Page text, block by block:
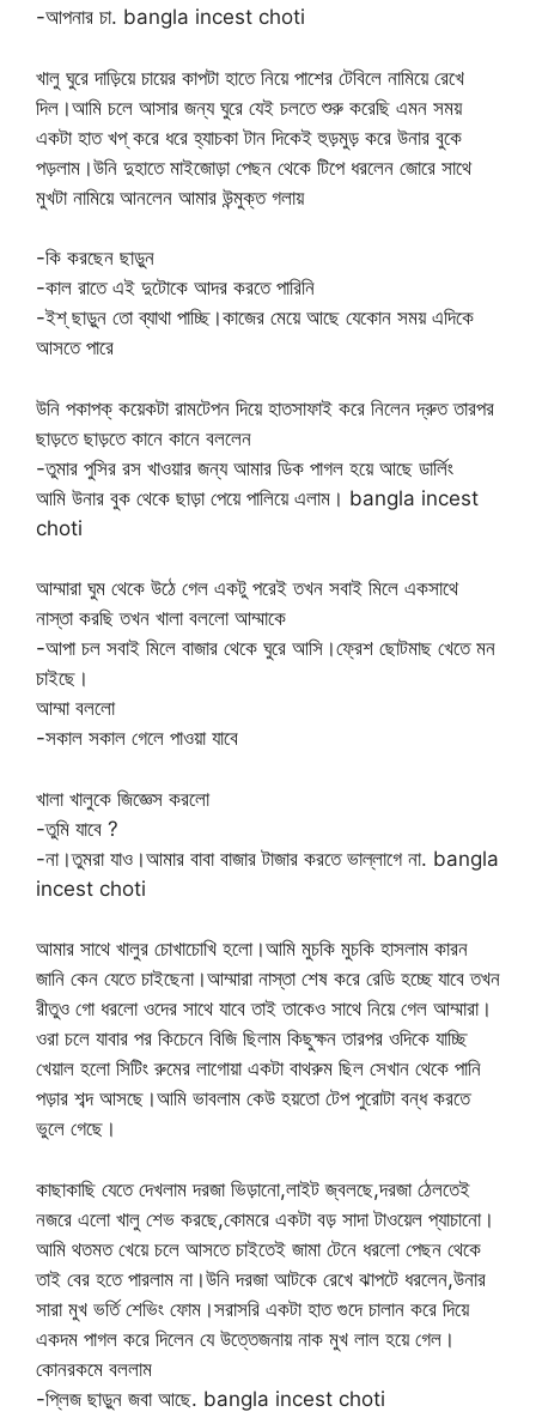
-আপনার চা. bangla incest choti
খালু ঘুরে দাড়িয়ে চায়ের কাপটা হাতে নিয়ে পাশের টেবিলে নামিয়ে রেখে
দিল।আমি চলে আসার জন্য ঘুরে যেই চলতে শুরু করেছি এমন সময়
একটা হাত খপ্ করে ধরে হ্যাচকা টান দিকেই হুড়মুড় করে উনার বুকে
পড়লাম।উনি দুহাতে মাইজোড়া পেছন থেকে টিপে ধরলেন জোরে সাথে
মুখটা নামিয়ে আনলেন আমার উন্মুক্ত গলায়
-কি করছেন ছাড়ুন
-কাল রাতে এই দুটোকে আদর করতে পারিনি
-ইশ্ ছাড়ুন তো ব্যাথা পাচ্ছি।কাজের মেয়ে আছে যেকোন সময় এদিকে
আসতে পারে
উনি পকাপক্ কয়েকটা রামটেপন দিয়ে হাতসাফাই করে নিলেন দ্রুত তারপর
ছাড়তে ছাড়তে কানে কানে বললেন
-তুমার পুসির রস খাওয়ার জন্য আমার ডিক পাগল হয়ে আছে ডার্লিং
আমি উনার বুক থেকে ছাড়া পেয়ে পালিয়ে এলাম। bangla incest
choti
আম্মারা ঘুম থেকে উঠে গেল একটু পরেই তখন সবাই মিলে একসাথে
নাস্তা করছি তখন খালা বললো আম্মাকে
-আপা চল সবাই মিলে বাজার থেকে ঘুরে আসি।ফ্রেশ ছোটমাছ খেতে মন
চাইছে।
আম্মা বললো
-সকাল সকাল গেলে পাওয়া যাবে
খালা খালুকে জিজ্ঞেস করলো
-তুমি যাবে ?
-না।তুমরা যাও।আমার বাবা বাজার টাজার করতে ভাল্লাগে না. bangla
incest choti
আমার সাথে খালুর চোখাচোখি হলো।আমি মুচকি মুচকি হাসলাম কারন
জানি কেন যেতে চাইছেনা।আম্মারা নাস্তা শেষ করে রেডি হচ্ছে যাবে তখন
রীতুও গো ধরলো ওদের সাথে যাবে তাই তাকেও সাথে নিয়ে গেল আম্মারা।
ওরা চলে যাবার পর কিচেনে বিজি ছিলাম কিছুক্ষন তারপর ওদিকে যাচ্ছি
খেয়াল হলো সিটিং রুমের লাগোয়া একটা বাথরুম ছিল সেখান থেকে পানি
পড়ার শব্দ আসছে।আমি ভাবলাম কেউ হয়তো টেপ পুরোটা বন্ধ করতে
ভুলে গেছে।
কাছাকাছি যেতে দেখলাম দরজা ভিড়ানো,লাইট জ্বলছে,দরজা ঠেলতেই
নজরে এলো খালু শেভ করছে,কোমরে একটা বড় সাদা টাওয়েল প্যাচানো।
আমি থতমত খেয়ে চলে আসতে চাইতেই জামা টেনে ধরলো পেছন থেকে
তাই বের হতে পারলাম না।উনি দরজা আটকে রেখে ঝাপটে ধরলেন,উনার
সারা মুখ ভর্তি শেভিং ফোম।সরাসরি একটা হাত গুদে চালান করে দিয়ে
একদম পাগল করে দিলেন যে উত্তেজনায় নাক মুখ লাল হয়ে গেল।
কোনরকমে বললাম
-প্লিজ ছাড়ুন জবা আছে. bangla incest choti